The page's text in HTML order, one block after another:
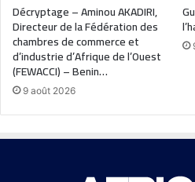
Décryptage – Aminou AKADIRI,
Directeur de la Fédération des
chambres de commerce et
d’industrie d’Afrique de l’Ouest
(FEWACCI) – Benin…
9 août 2026